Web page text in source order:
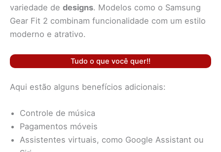
variedade de designs. Modelos como o Samsung
Gear Fit 2 combinam funcionalidade com um estilo
moderno e atrativo.
Tudo o que você quer!!
Aqui estão alguns benefícios adicionais:
Controle de música
Pagamentos móveis
Assistentes virtuais, como Google Assistant ou